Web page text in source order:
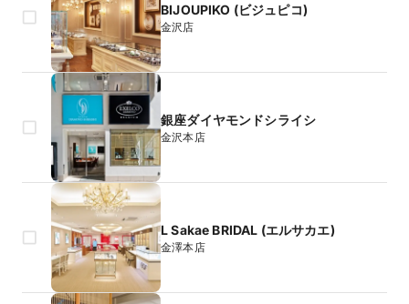
BIJOUPIKO (ビジュピコ)
金沢店
銀座ダイヤモンドシライシ
金沢本店
L Sakae BRIDAL (エルサカエ)
金澤本店